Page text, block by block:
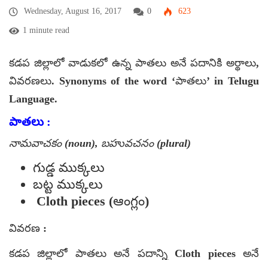
Wednesday, August 16, 2017 0 623
1 minute read
కడప జిల్లాలో వాడుకలో ఉన్న పాతలు అనే పదానికి అర్థాలు,
వివరణలు. Synonyms of the word ‘పాతలు’ in Telugu
Language.
పాతలు :
నామవాచకం (noun), బహువచనం (plural)
గుడ్డ ముక్కలు
బట్ట ముక్కలు
Cloth pieces (ఆంగ్లం)
వివరణ :
కడప జిల్లాలో పాతలు అనే పదాన్ని Cloth pieces అనే